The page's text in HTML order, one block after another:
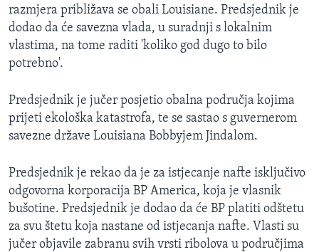
Learning English
PRATITE NAS
Jezici
razmjera približava se obali Louisiane. Predsjednik je
dodao da će savezna vlada, u suradnji s lokalnim
vlastima, na tome raditi 'koliko god dugo to bilo
potrebno'.
Predsjednik je jučer posjetio obalna područja kojima
prijeti ekološka katastrofa, te se sastao s guvernerom
savezne države Louisiana Bobbyjem Jindalom.
Predsjednik je rekao da je za istjecanje nafte isključivo
odgovorna korporacija BP America, koja je vlasnik
bušotine. Predsjednik je dodao da će BP platiti odštetu
za svu štetu koja nastane od istjecanja nafte. Vlasti su
jučer objavile zabranu svih vrsti ribolova u područjima